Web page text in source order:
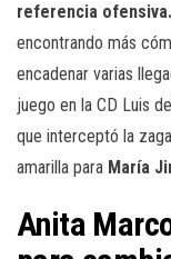
referencia ofensiva.
encontrando más
encadenar varias
juego en la CD Luis
que interceptó la
amarilla para María
Anita